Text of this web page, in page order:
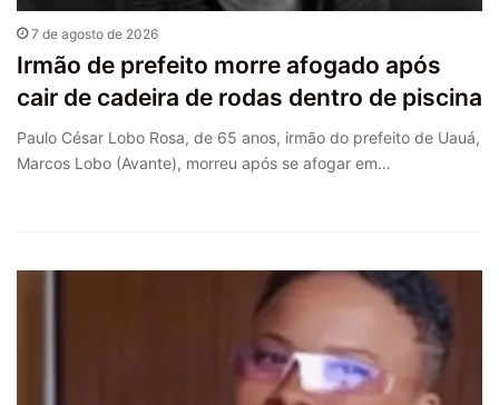
7 de agosto de 2026
Irmão de prefeito morre afogado após
cair de cadeira de rodas dentro de piscina
Paulo César Lobo Rosa, de 65 anos, irmão do prefeito de Uauá,
Marcos Lobo (Avante), morreu após se afogar em…